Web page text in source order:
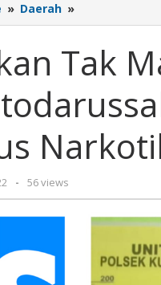
» Daerah »
Tak
Kalah,
Kapolsek
Sikat
Tersangka
Kasus
Tak
by
Jurnalsiber
- 56 views